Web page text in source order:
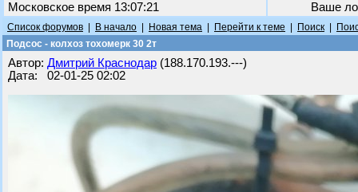
Московское время 13:07:21 Ваше
Список форумов В начало Новая тема Перейти к теме Поиск
Подсос - колхоз тохомерк 30 2т
Автор: Дмитрий Краснодар (188.170.193.---)
Дата: 02-01-25 02:02